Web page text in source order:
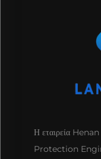
Η εταιρεία
Protection